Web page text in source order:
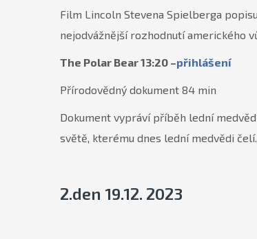
Film Lincoln Stevena Spielberga
nejodvážnější rozhodnutí amerického
The Polar Bear 13:20 –přihlášení
Přírodovědný dokument 84 min
Dokument vypráví příběh lední
světě, kterému dnes lední medvědi čelí.
2.den 19.12. 2023